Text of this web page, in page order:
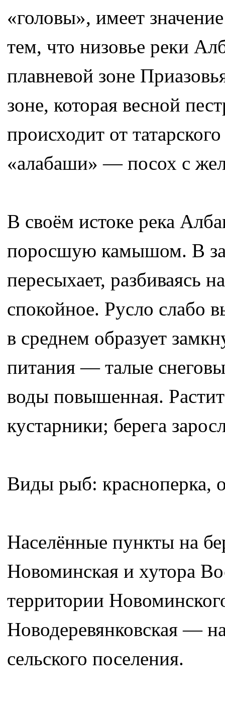
«головы», имеет
тем, что низовье реки
плавневой зоне
зоне, которая весной
происходит от
«алабаши» — посох с
В своём истоке река
поросшую камышом. В
пересыхает, разбиваясь
спокойное. Русло слабо
в среднем образует
питания — талые
воды повышенная.
кустарники; берега
Виды рыб: красноперка,
Населённые пункты на
Новоминская и хутора
территории
Новодеревянковская —
сельского поселения.